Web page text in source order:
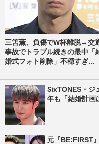
三笘薫、負傷でW杯離脱→交
事故でトラブル続きの最中「
婚式フォト削除」不穏すぎ...
SixTONES・ジ
年も「結婚計画
元『BE:FIRST